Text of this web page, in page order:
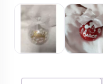
floral coche
cantidad